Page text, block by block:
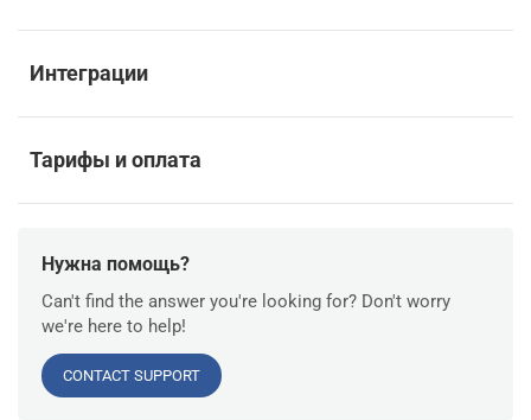
Интеграции
Тарифы и оплата
Нужна помощь?
Can't find the answer you're looking for? Don't worry
we're here to help!
CONTACT SUPPORT